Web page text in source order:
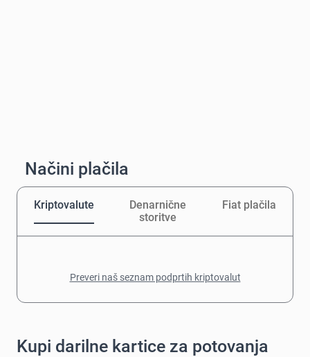
Načini plačila
Kriptovalute
Denarnične
storitve
Fiat plačila
Preveri naš seznam podprtih kriptovalut
Kupi darilne kartice za potovanja